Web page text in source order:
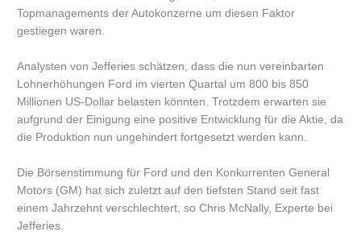
Topmanagements der Autokonzerne um diesen Faktor
gestiegen waren.
Analysten von Jefferies schätzen, dass die nun vereinbarten
Lohnerhöhungen Ford im vierten Quartal um 800 bis 850
Millionen US-Dollar belasten könnten. Trotzdem erwarten sie
aufgrund der Einigung eine positive Entwicklung für die Aktie, da
die Produktion nun ungehindert fortgesetzt werden kann.
Die Börsenstimmung für Ford und den Konkurrenten General
Motors (GM) hat sich zuletzt auf den tiefsten Stand seit fast
einem Jahrzehnt verschlechtert, so Chris McNally, Experte bei
Jefferies.